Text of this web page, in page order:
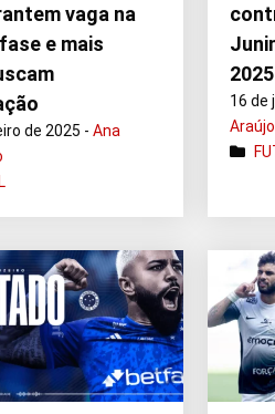
vaga na
e mais
de 2025 -Ana
2025
16 de
Araújo